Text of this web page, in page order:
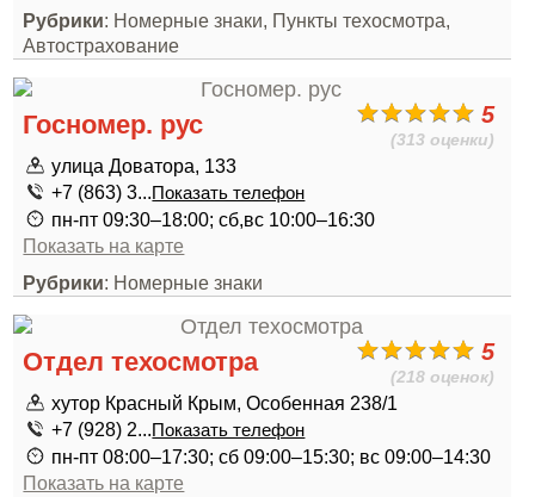
Рубрики: Номерные знаки, Пункты техосмотра,
Автострахование
5
(313 оценки)
Госномер. рус
улица Доватора, 133
+7 (863) 3...Показать телефон
пн-пт 09:30–18:00; сб,вс 10:00–16:30
Показать на карте
Рубрики: Номерные знаки
5
(218 оценок)
Отдел техосмотра
хутор Красный Крым, Особенная 238/1
+7 (928) 2...Показать телефон
пн-пт 08:00–17:30; сб 09:00–15:30; вс 09:00–14:30
Показать на карте